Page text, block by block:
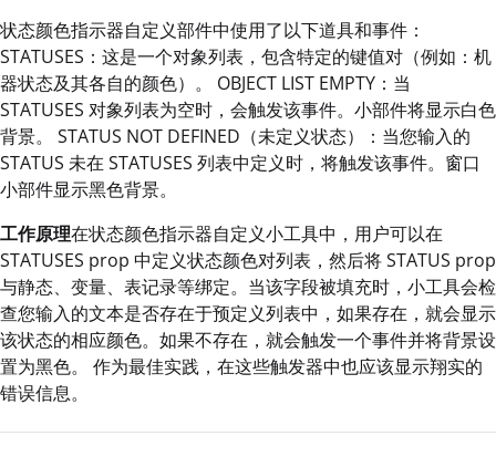
状态颜色指示器自定义部件中使用了以下道具和事件：
STATUSES：这是一个对象列表，包含特定的键值对（例如：机
器状态及其各自的颜色）。 OBJECT LIST EMPTY：当
STATUSES 对象列表为空时，会触发该事件。小部件将显示白色
背景。 STATUS NOT DEFINED（未定义状态）：当您输入的
STATUS 未在 STATUSES 列表中定义时，将触发该事件。窗口
小部件显示黑色背景。
工作原理在状态颜色指示器自定义小工具中，用户可以在
STATUSES prop 中定义状态颜色对列表，然后将 STATUS prop
与静态、变量、表记录等绑定。当该字段被填充时，小工具会检
查您输入的文本是否存在于预定义列表中，如果存在，就会显示
该状态的相应颜色。如果不存在，就会触发一个事件并将背景设
置为黑色。 作为最佳实践，在这些触发器中也应该显示翔实的
错误信息。